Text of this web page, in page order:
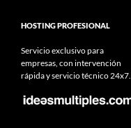
HOSTING PROFESIONAL
Servicio exclusivo para
empresas, con intervención
rápida y servicio técnico 24x7.